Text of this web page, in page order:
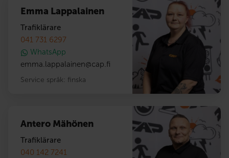
Emma Lappalainen
Trafiklärare
041 731 6297
WhatsApp
emma.lappalainen@cap.fi
Service språk: finska
Antero Mähönen
Trafiklärare
040 142 7241